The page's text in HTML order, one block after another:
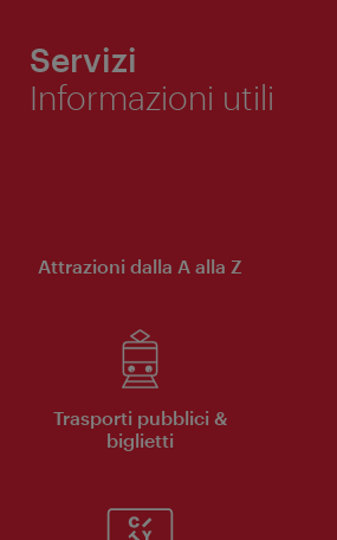
Servizi
Informazioni utili
Attrazioni dalla A alla Z
Trasporti pubblici &
biglietti